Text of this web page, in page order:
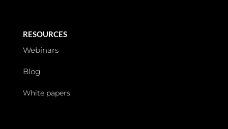
RESOURCES
Webinars
Blog
White papers